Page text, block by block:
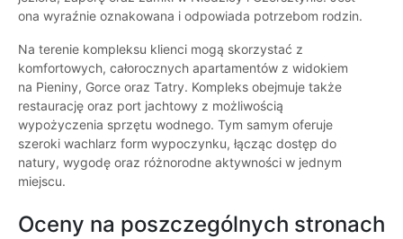
ona wyraźnie oznakowana i odpowiada potrzebom rodzin.
Na terenie kompleksu klienci mogą skorzystać z
komfortowych, całorocznych apartamentów z widokiem
na Pieniny, Gorce oraz Tatry. Kompleks obejmuje także
restaurację oraz port jachtowy z możliwością
wypożyczenia sprzętu wodnego. Tym samym oferuje
szeroki wachlarz form wypoczynku, łącząc dostęp do
natury, wygodę oraz różnorodne aktywności w jednym
miejscu.
Oceny na poszczególnych stronach